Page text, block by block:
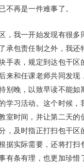
不再是一件难事了。
，我一开始发现有很多
承包责任制之外，我还
手表，规定到达包干区
来和任课老师共同发现
别晚，以致早读不能如
学习活动。这个时候，
室时间，并让第二天的
，及时指正打扫包干区
据实际需要，还将打扫
有条有理，也更加珍惜